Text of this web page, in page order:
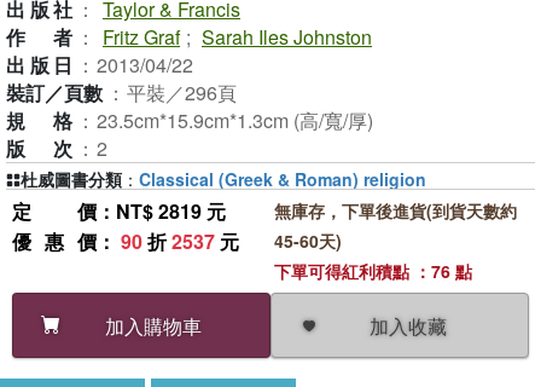
出版社 ： Taylor & Francis
作者 ： Fritz Graf ; Sarah Iles Johnston
出版日 ： 2013/04/22
裝訂／頁數 ： 平裝／296頁
規格 ： 23.5cm*15.9cm*1.3cm (高/寬/厚)
版次 ： 2
定價 ：NT$ 2819 元
優惠價 ： 90折2537 元
加入購物車 加入收藏
無庫存，下單後進貨(到貨天數約
45-60天)
下單可得紅利積點 ：76 點
杜威圖書分類 ： Classical (Greek & Roman) religion